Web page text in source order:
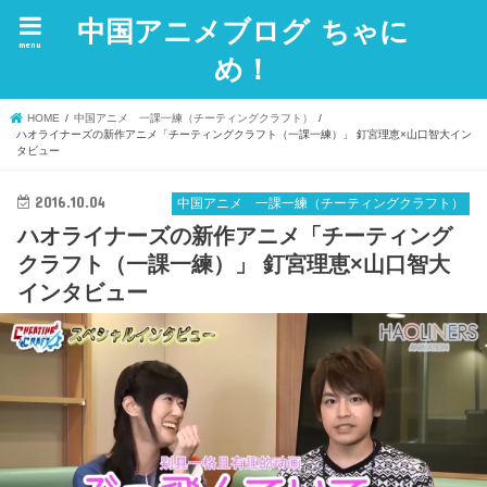
中国アニメブログ ちゃに
め！
menu
HOME
中国アニメ 一課一練（チーティングクラフト）
ハオライナーズの新作アニメ「チーティングクラフト（一課一練）」 釘宮理恵×山口智大イン
タビュー
中国アニメ 一課一練（チーティングクラフト）
2016.10.04
ハオライナーズの新作アニメ「チーティング
クラフト（一課一練）」 釘宮理恵×山口智大
インタビュー